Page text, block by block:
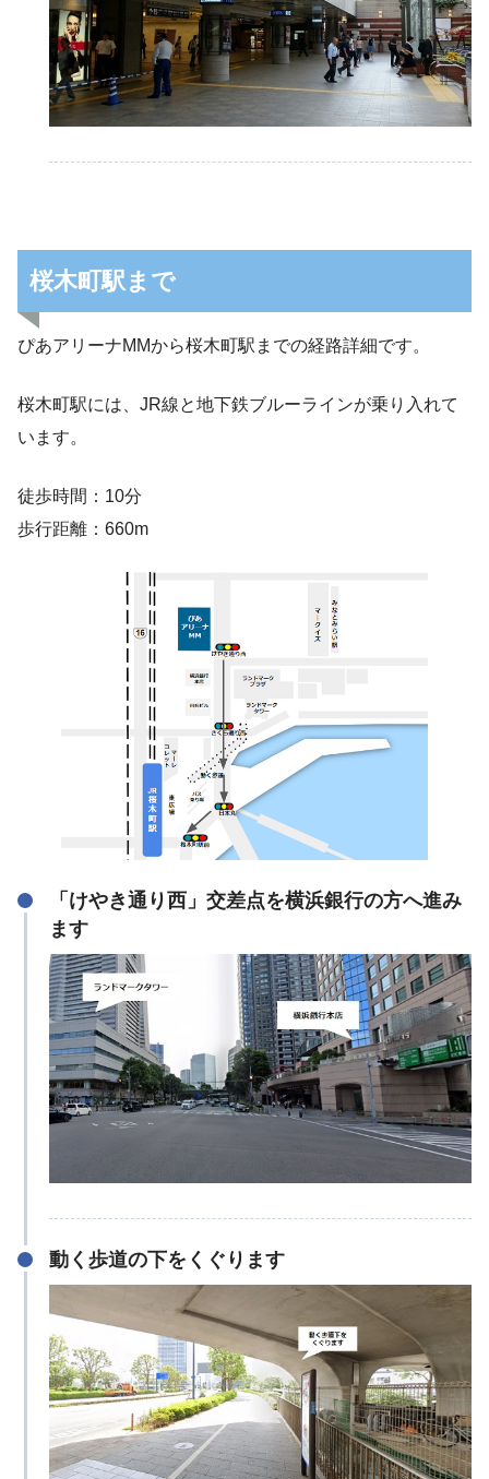
桜木町駅まで
ぴあアリーナMMから桜木町駅までの経路詳細です。
桜木町駅には、JR線と地下鉄ブルーラインが乗り入れて
います。
徒歩時間：10分
歩行距離：660m
「けやき通り西」交差点を横浜銀行の方へ進み
ます
動く歩道の下をくぐります